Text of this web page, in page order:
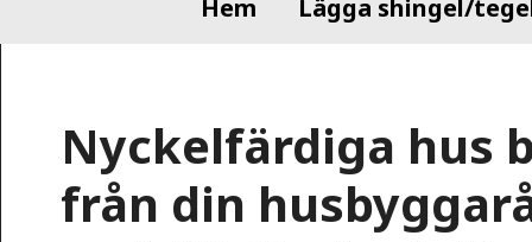
Hem Lägga shingel/
Nyckelfärdiga hus
från din